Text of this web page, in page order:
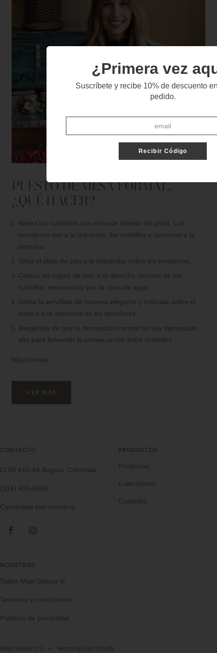
PUESTO DE MESA FORMAL,
¿QUÉ HACER?
Alinea los cubiertos con el borde inferior del plato. Los
tenedores van a la izquierda, los cuchillos y cucharas a la
derecha.
Sitúa el plato de pan a la izquierda, sobre los tenedores.
Coloca las copas de vino a la derecha, encima de los
cuchillos, empezando por la copa de agua.
Dobla la servilleta de manera elegante y colócala sobre el
plato o a la izquierda de los tenedores.
Asegúrate de que la decoración central no sea demasiado
alta para fomentar la conversación entre invitados.
Mijal Gleiser
VER MÁS
CONTACTO
Cl 85 #10-84 Bogota, Colombia
(314) 416-8095
Contáctate con nosotros
PRODUCTOS
Productos
Colecciones
Cuidados
NOSOTROS
Sobre Mijal Gleiser ®
Terminos y condiciones
Políticas de privacidad
Mijal Gleiser US Tecnología de Shopify
¿Primera vez
Suscríbete y recibe 10% de descuento
pedido.
Recibir Código